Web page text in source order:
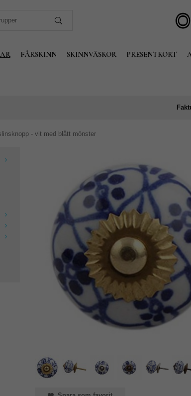
FÅRSKINN SKINNVÄSKOR PRESENTKORT
- vit med blått mönster